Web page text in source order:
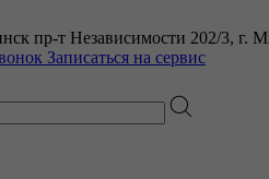
пр-т Независимости 202/3, г.
Записаться на сервис